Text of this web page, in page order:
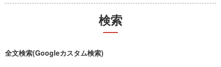
検索
全文検索(Googleカスタム検索)